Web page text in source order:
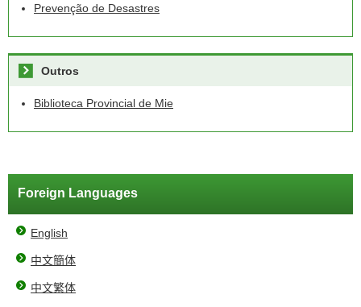
Prevenção de Desastres
Outros
Biblioteca Provincial de Mie
Foreign Languages
English
中文簡体
中文繁体